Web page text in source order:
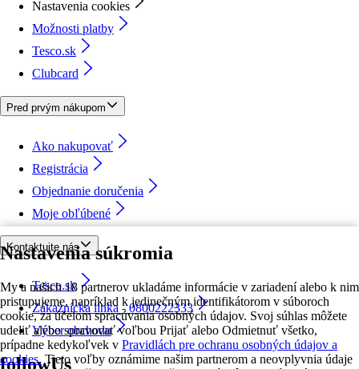
Nastavenia súkromia
My a našich 18 partnerov ukladáme informácie v zariadení alebo k nim
pristupujeme, napríklad k jedinečným identifikátorom v súboroch
cookie, za účelom spracúvania osobných údajov. Svoj súhlas môžete
udeliť alebo spravovať voľbou Prijať alebo Odmietnuť všetko,
prípadne kedykoľvek v Pravidlách pre ochranu osobných údajov a
cookies. Tieto voľby oznámime našim partnerom a neovplyvnia údaje
Nastavenia cookies
Možnosti platby
Tesco.sk
Clubcard
Pred prvým nákupom
Ako nakupovať
Registrácia
Objednanie doručenia
Moje obľúbené
Kontaktujte nás
Tesco.sk
Zákaznícka linka - 0800222333
Výber obchodu
followUs